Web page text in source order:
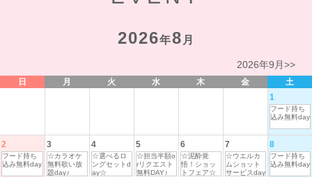
2026年8 月
2026年9月>>
日 月 火 水 木 金
土
1
フード持ち
込み無料day
2
フード持ち
込み無料day
3
☆カラオケ
無料歌い放
題day♪
4
☆選べるロ
ングセットd
ay☆
5
☆担当半額o
rリクエスト
無料DAY♪
6
☆泥酔覚
悟！ショッ
トフェア☆
7
☆ウエルカ
ムショット
サービスday
8
フード持ち
込み無料day